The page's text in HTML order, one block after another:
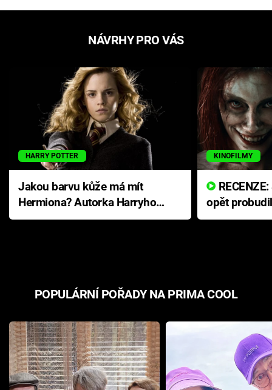
NÁVRHY PRO VÁS
HARRY POTTER
Jakou barvu kůže má mít
Hermiona? Autorka Harryho
Pottera přišla s ráznou
KINOFILMY
opět
přichází s
POPULÁRNÍ POŘADY NA PRIMA COOL